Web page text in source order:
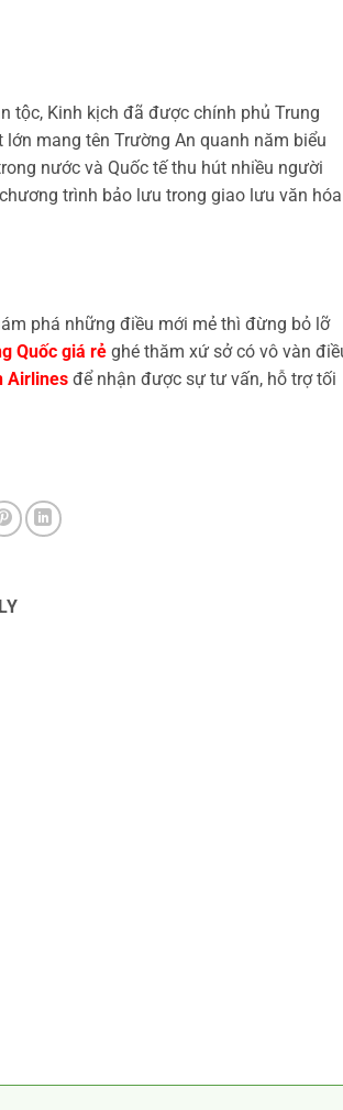
tộc, Kinh kịch đã được chính phủ Trung
mang tên Trường An quanh năm biểu
nước và Quốc tế thu hút nhiều người
trình bảo lưu trong giao lưu văn hóa
phá những điều mới mẻ thì đừng bỏ lỡ
Quốc giá rẻ ghé thăm xứ sở có vô vàn
Airlines để nhận được sự tư vấn, hỗ trợ tối